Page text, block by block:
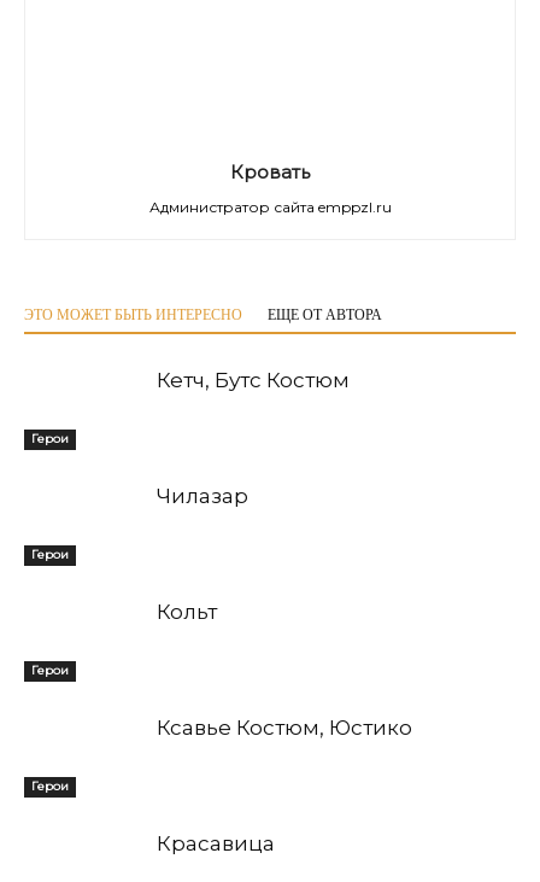
Кровать
Администратор сайта emppzl.ru
ЭТО МОЖЕТ БЫТЬ ИНТЕРЕСНО ЕЩЕ ОТ АВТОРА
Герои
Кетч, Бутс Костюм
Герои
Чилазар
Герои
Кольт
Герои
Ксавье Костюм, Юстико
Красавица